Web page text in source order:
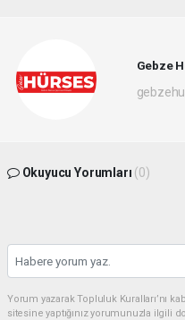
Gebze
Okuyucu Yorumları (0)
Yorum yazarak Topluluk Kuralları’nı
sitesine yaptığınız yorumunuzla ilgili